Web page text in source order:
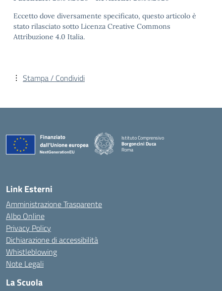
Eccetto dove diversamente specificato, questo articolo è
stato rilasciato sotto Licenza Creative Commons
Attribuzione 4.0 Italia.
Stampa / Condividi
Istituto Comprensivo
Borgoncini Duca
Roma
Link Esterni
Amministrazione Trasparente
Albo Online
Privacy Policy
Dichiarazione di accessibilità
Whistleblowing
Note Legali
La Scuola